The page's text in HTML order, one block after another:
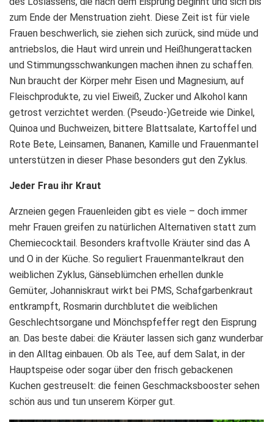
zum Ende der Menstruation zieht. Diese Zeit ist für viele
Frauen beschwerlich, sie ziehen sich zurück, sind müde und
antriebslos, die Haut wird unrein und Heißhungerattacken
und Stimmungsschwankungen machen ihnen zu schaffen.
Nun braucht der Körper mehr Eisen und Magnesium, auf
Fleischprodukte, zu viel Eiweiß, Zucker und Alkohol kann
getrost verzichtet werden. (Pseudo-)Getreide wie Dinkel,
Quinoa und Buchweizen, bittere Blattsalate, Kartoffel und
Rote Bete, Leinsamen, Bananen, Kamille und Frauenmantel
unterstützen in dieser Phase besonders gut den Zyklus.
Jeder Frau ihr Kraut
Arzneien gegen Frauenleiden gibt es viele – doch immer
mehr Frauen greifen zu natürlichen Alternativen statt zum
Chemiecocktail. Besonders kraftvolle Kräuter sind das A
und O in der Küche. So reguliert Frauenmantelkraut den
weiblichen Zyklus, Gänseblümchen erhellen dunkle
Gemüter, Johanniskraut wirkt bei PMS, Schafgarbenkraut
entkrampft, Rosmarin durchblutet die weiblichen
Geschlechtsorgane und Mönchspfeffer regt den Eisprung
an. Das beste dabei: die Kräuter lassen sich ganz wunderbar
in den Alltag einbauen. Ob als Tee, auf dem Salat, in der
Hauptspeise oder sogar über den frisch gebackenen
Kuchen gestreuselt: die feinen Geschmacksbooster sehen
schön aus und tun unserem Körper gut.